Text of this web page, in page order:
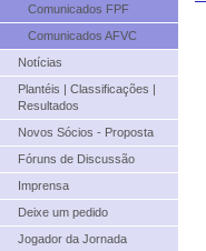
Comunicados FPF
Comunicados AFVC
Notícias
Plantéis | Classificações |
Resultados
Novos Sócios - Proposta
Fóruns de Discussão
Imprensa
Deixe um pedido
Jogador da Jornada